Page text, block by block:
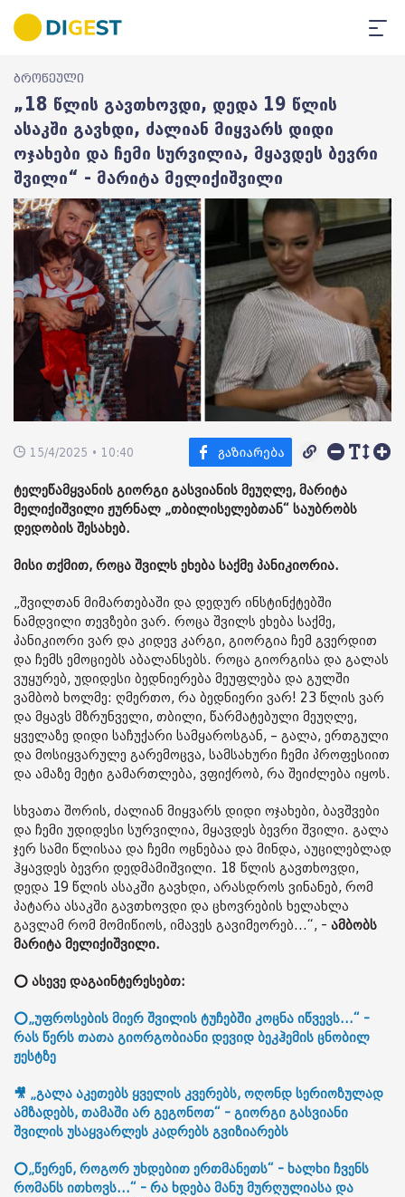
ბროწეული
„18 წლის გავთხოვდი, დედა 19 წლის
ასაკში გავხდი, ძალიან მიყვარს დიდი
ოჯახები და ჩემი სურვილია, მყავდეს ბევრი
შვილი“ - მარიტა მელიქიშვილი
15/4/2025 • 10:40
ტელეწამყვანის გიორგი გასვიანის მეუღლე, მარიტა
მელიქიშვილი ჟურნალ „თბილისელებთან“ საუბრობს
დედობის შესახებ.
მისი თქმით, როცა შვილს ეხება საქმე პანიკიორია.
„შვილთან მიმართებაში და დედურ ინსტინქტებში
ნამდვილი თევზები ვარ. როცა შვილს ეხება საქმე,
პანიკიორი ვარ და კიდევ კარგი, გიორგია ჩემ გვერდით
და ჩემს ემოციებს აბალანსებს. როცა გიორგისა და გალას
ვუყურებ, უდიდესი ბედნიერება მეუფლება და გულში
ვამბობ ხოლმე: ღმერთო, რა ბედნიერი ვარ! 23 წლის ვარ
და მყავს მზრუნველი, თბილი, წარმატებული მეუღლე,
ყველაზე დიდი საჩუქარი სამყაროსგან, – გალა, ერთგული
და მოსიყვარულე გარემოცვა, სამსახური ჩემი პროფესიით
და ამაზე მეტი გამართლება, ვფიქრობ, რა შეიძლება იყოს.
სხვათა შორის, ძალიან მიყვარს დიდი ოჯახები, ბავშვები
და ჩემი უდიდესი სურვილია, მყავდეს ბევრი შვილი. გალა
ჯერ სამი წლისაა და ჩემი ოცნებაა და მინდა, აუცილებლად
ჰყავდეს ბევრი დედმამიშვილი. 18 წლის გავთხოვდი,
დედა 19 წლის ასაკში გავხდი, არასდროს ვინანებ, რომ
პატარა ასაკში გავთხოვდი და ცხოვრების ხელახლა
გავლამ რომ მომიწიოს, იმავეს გავიმეორებ...“, - ამბობს
მარიტა მელიქიშვილი.
⭕ ასევე დაგაინტერესებთ:
⭕„უფროსების მიერ შვილის ტუჩებში კოცნა იწვევს...“ -
რას წერს თათა გიორგობიანი დევიდ ბეკჰემის ცნობილ
ჟესტზე
🎥 „გალა აკეთებს ყველის კვერებს, ოღონდ სერიოზულად
ამზადებს, თამაში არ გეგონოთ“ - გიორგი გასვიანი
შვილის უსაყვარლეს კადრებს გვიზიარებს
⭕„წერენ, როგორ უხდებით ერთმანეთს“ - ხალხი ჩვენს
რომანს ითხოვს...“ - რა ხდება მანუ მურღულიასა და